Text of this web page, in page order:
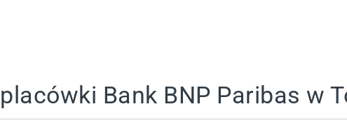
Bank BNP Paribas w